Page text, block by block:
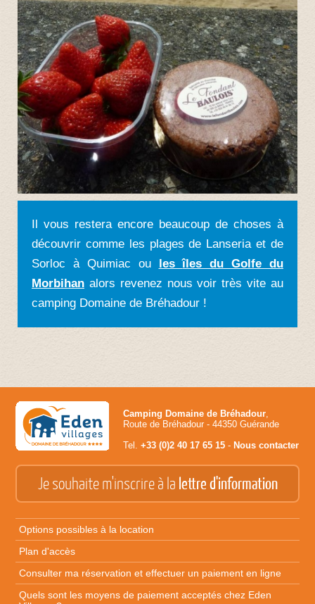
Il vous restera encore beaucoup de choses à
découvrir comme les plages de Lanseria et de
Sorloc à Quimiac ou lesîles du Golfe du
Morbihan alors revenez nous voir très vite au
camping Domaine de Bréhadour !
Camping Domaine de Bréhadour
Route de Bréhadour - 44350 Guérande
Tel.+33 (0)2 40 17 65 15 -Nous contacter
Je souhaite m'inscrire à la lettre d'information
Options possibles à la location
Plan d'accès
Consulter ma réservation et effectuer un paiement en ligne
Quels sont les moyens de paiement acceptés chez Eden